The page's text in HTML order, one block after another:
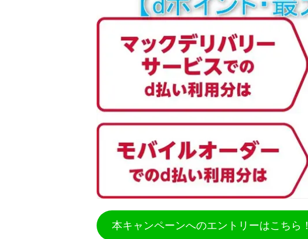
本キャンペーンへのエントリーはこちら！